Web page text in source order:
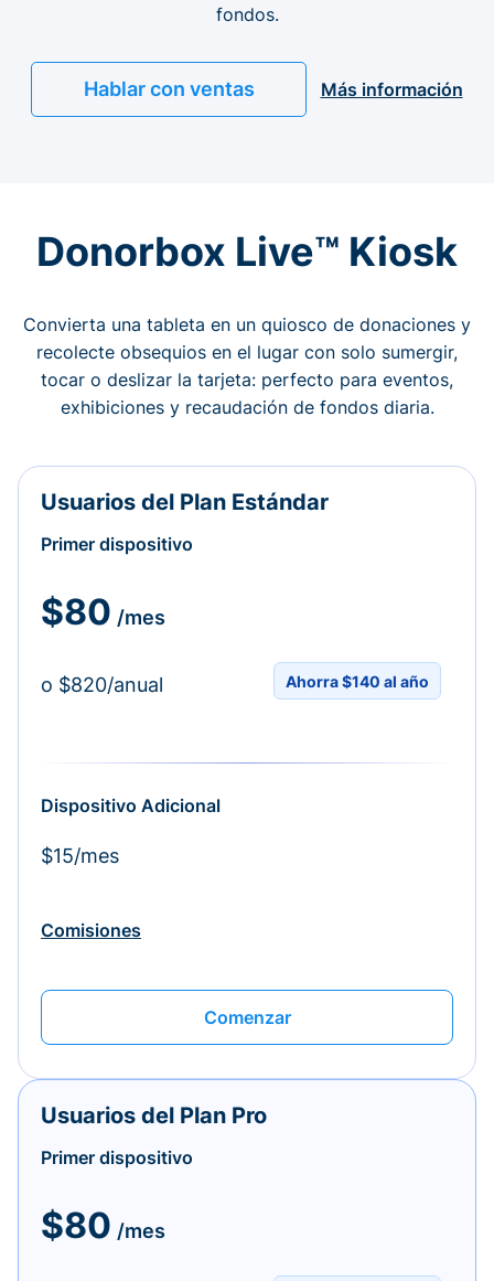
fondos.
Hablar con ventas Más información
Donorbox Live™ Kiosk
Convierta una tableta en un quiosco de donaciones y
recolecte obsequios en el lugar con solo sumergir,
tocar o deslizar la tarjeta: perfecto para eventos,
exhibiciones y recaudación de fondos diaria.
Usuarios del Plan Estándar
Primer dispositivo
$80 /mes
o $820/anual Ahorra $140 al año
Dispositivo Adicional
$15/mes
Comisiones
Comenzar
Usuarios del Plan Pro
Primer dispositivo
$80 /mes